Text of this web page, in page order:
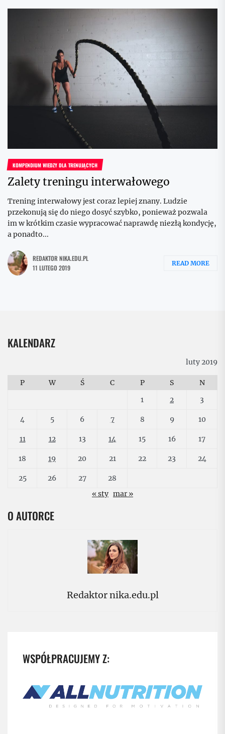
KOMPENDIUM WIEDZY DLA TRENUJĄCYCH
Zalety treningu interwałowego
Trening interwałowy jest coraz lepiej znany. Ludzie
przekonują się do niego dosyć szybko, ponieważ pozwala
im w krótkim czasie wypracować naprawdę niezłą kondycję,
a ponadto...
REDAKTOR NIKA.EDU.PL
11 LUTEGO 2019
READ MORE
KALENDARZ
luty 2019
P W Ś C P S
N
1
2 3
4 5 6 7 8 9 10
11 12 13 14 15 16 17
18 19 20 21 22 23 24
25 26 27
28
« sty mar »
O AUTORCE
Redaktor nika.edu.pl
WSPÓŁPRACUJEMY Z: